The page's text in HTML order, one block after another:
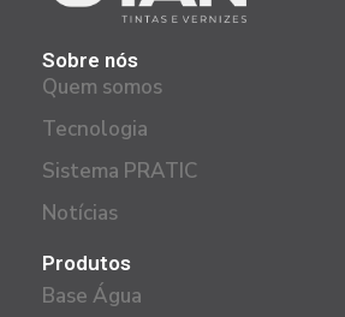
Sobre nós
Quem somos
Tecnologia
Sistema PRATIC
Notícias
Produtos
Base Água